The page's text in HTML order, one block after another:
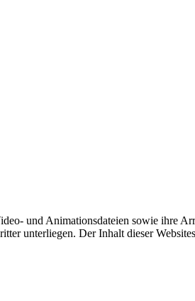
und Animationsdateien sowie ihre
unterliegen. Der Inhalt dieser